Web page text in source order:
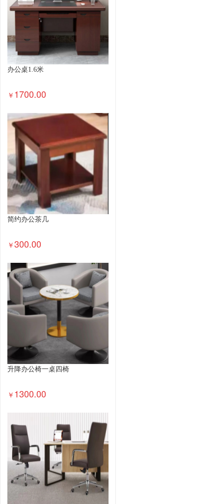
办公桌1.6米
￥ 1700.00
简约办公茶几
￥300.00
升降办公椅一桌四椅
￥ 1300.00